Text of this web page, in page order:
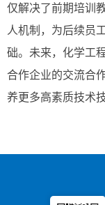
仅解决了前期培训
人机制，为后续员
础。未来，化学工
合作企业的交流合
养更多高素质技术